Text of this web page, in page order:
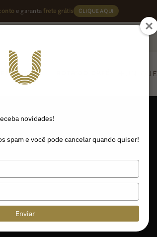
e garanta frete grátis CLIQUE AQUI
PRODUTOS UNIQUE
novidades!
spam e você pode cancelar quando quiser!
your
your
email
Enviar